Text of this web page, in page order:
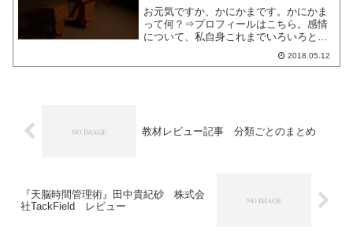
お元気ですか、かにかまです。かにかま
って何？⇒プロフィールはこちら。感情
について、私自身これまでいろいろと記
事を書いてきました。そんな中お伝えし
たかったのは、ネガティブ感情の大切さ
2018.05.12
教材レビュー記事 分類ごとのまとめ
『天脳時間管理術』田中貴紀砂 株式会
社TackField レビュー